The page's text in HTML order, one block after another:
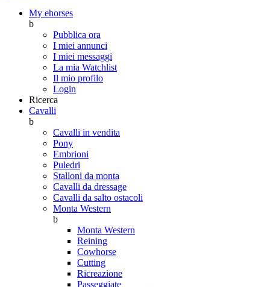
My ehorses
b
Pubblica ora
I miei annunci
I miei messaggi
La mia Watchlist
Il mio profilo
Login
Ricerca
Cavalli
b
Cavalli in vendita
Pony
Embrioni
Puledri
Stalloni da monta
Cavalli da dressage
Cavalli da salto ostacoli
Monta Western
b
Monta Western
Reining
Cowhorse
Cutting
Ricreazione
Passeggiate